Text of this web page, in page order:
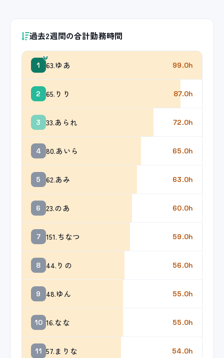
過去2週間の合計勤務時間
1 63.ゆあ 99.0h
2 65.りり 87.0h
3 33.あられ 72.0h
4 80.あいら 65.0h
5 62.あみ 63.0h
6 23.のあ 60.0h
7 151.ちなつ 59.0h
8 44.りの 56.0h
9 48.ゆん 55.0h
10 16.なな 55.0h
11 57.まりな 54.0h